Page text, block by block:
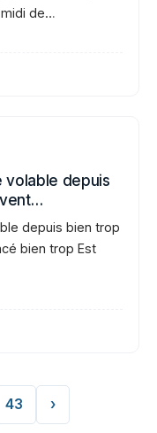
de…
volable depuis
depuis bien trop
bien trop Est
43 ›